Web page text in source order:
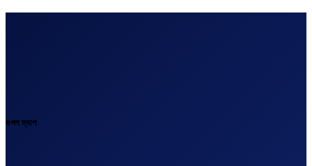
গুগল ম্যাপ